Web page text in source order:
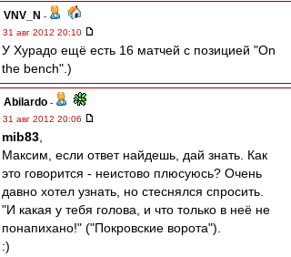
VNV_N -
31 авг 2012 20:10
У Хурадо ещё есть 16 матчей с позицией "On
the bench".)
Abilardo -
31 авг 2012 20:06
mib83
Максим, если ответ найдешь, дай знать. Как
это говорится - неистово плюсуюсь? Очень
давно хотел узнать, но стеснялся спросить.
"И какая у тебя голова, и что только в неё не
понапихано!" ("Покровские ворота").
:)